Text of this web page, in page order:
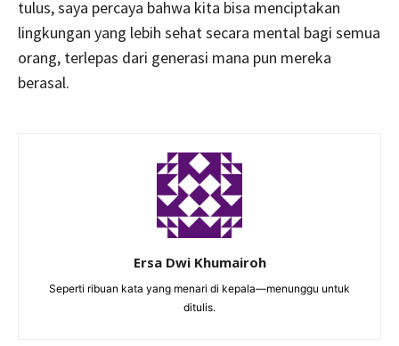
tulus, saya percaya bahwa kita bisa menciptakan
lingkungan yang lebih sehat secara mental bagi semua
orang, terlepas dari generasi mana pun mereka
berasal.
Ersa Dwi Khumairoh
Seperti ribuan kata yang menari di kepala—menunggu untuk
ditulis.